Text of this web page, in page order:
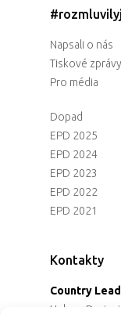
Napsali o nás
Tiskové zprávy
Pro média
Dopad
EPD 2025
EPD 2024
EPD 2023
EPD 2022
EPD 2021
Kontakty
Country
Helena